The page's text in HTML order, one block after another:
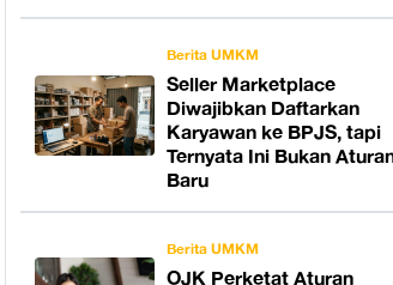
Berita UMKM
Seller Marketplace
Diwajibkan Daftarkan
Karyawan ke BPJS, tapi
Ternyata Ini Bukan
Baru
Berita UMKM
OJK Perketat Aturan